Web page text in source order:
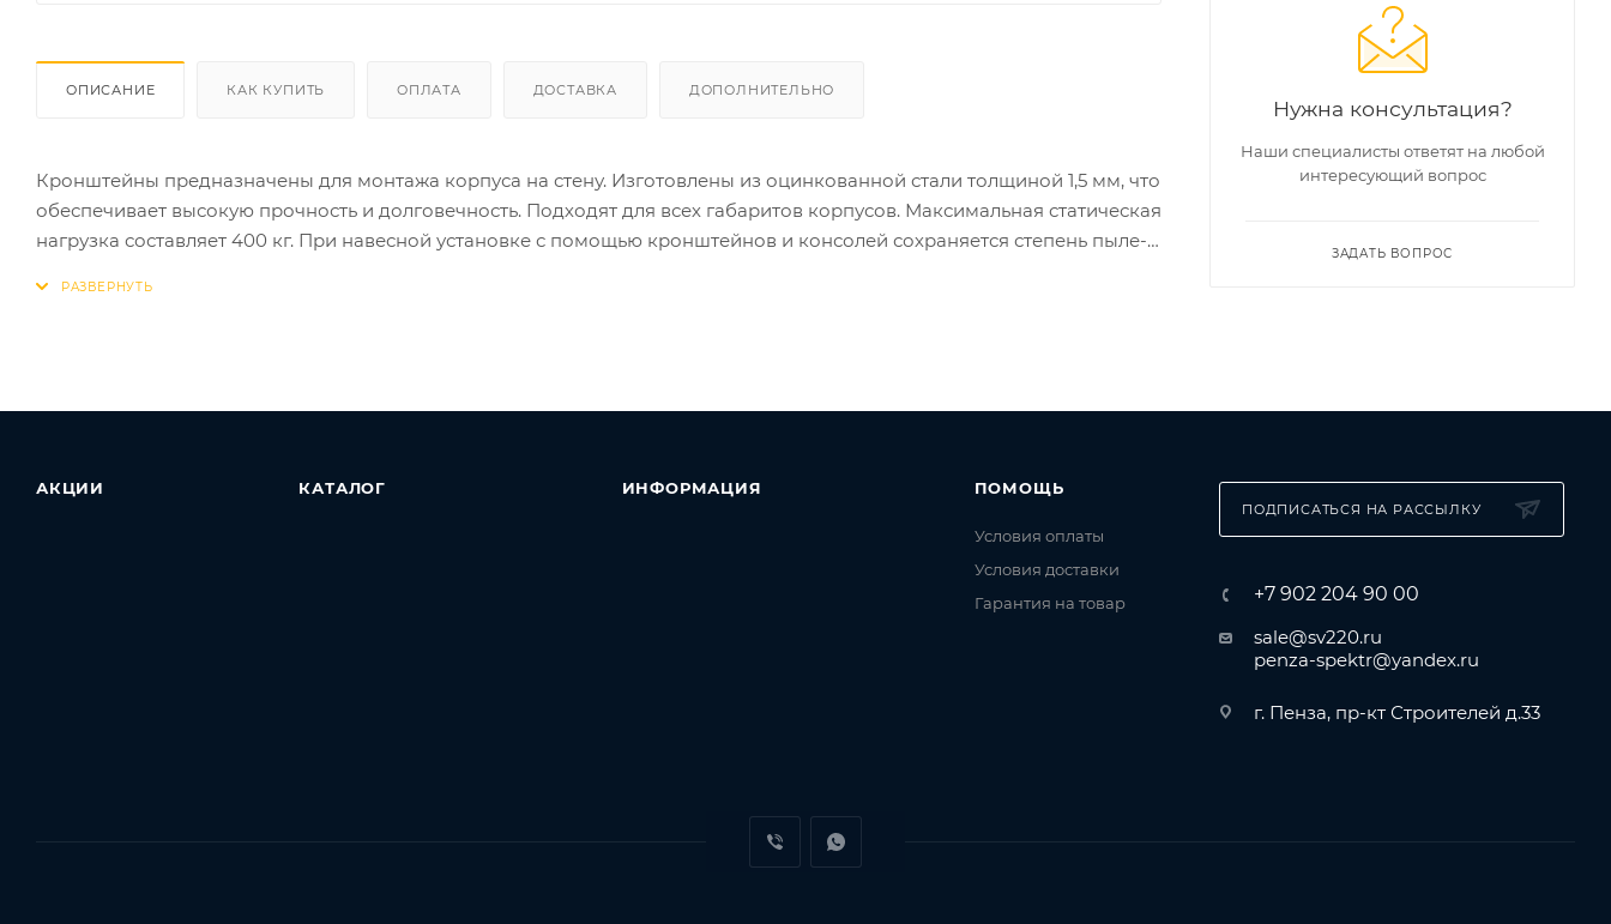
ОПИСАНИЕ КАК КУПИТЬ ОПЛАТА ДОСТАВКА ДОПОЛНИТЕЛЬНО
Кронштейны предназначены для монтажа корпуса на стену. Изготовлены из оцинкованной стали толщиной 1,5 мм, что
обеспечивает высокую прочность и долговечность. Подходят для всех габаритов корпусов. Максимальная статическая
нагрузка составляет 400 кг. При навесной установке с помощью кронштейнов и консолей сохраняется степень пыле-
Нужна консультация?
Наши специалисты ответят на любой
интересующий вопрос
ЗАДАТЬ ВОПРОС
АКЦИИ КАТАЛОГ ИНФОРМАЦИЯ ПОМОЩЬ
Условия оплаты
Условия доставки
Гарантия на товар
ПОДПИСАТЬСЯ НА РАССЫЛКУ
+7 902 204 90 00
sale@sv220.ru
penza-spektr@yandex.ru
г. Пенза, пр-кт Строителей д.33